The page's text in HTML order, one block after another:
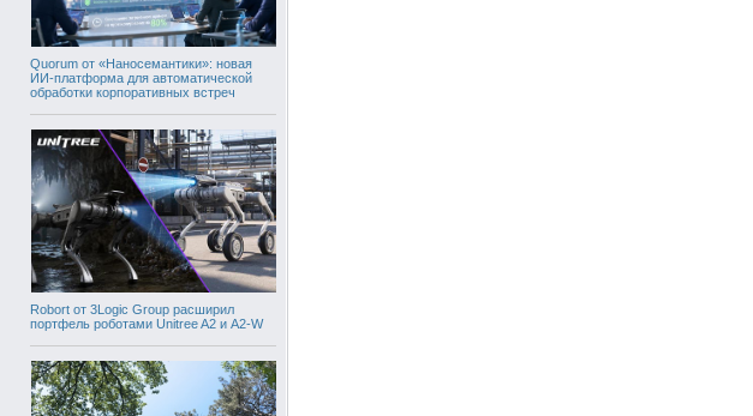
Quorum от «Наносемантики»: новая
ИИ-платформа для автоматической
обработки корпоративных встреч
Robort от 3Logic Group расширил
портфель роботами Unitree A2 и A2-W